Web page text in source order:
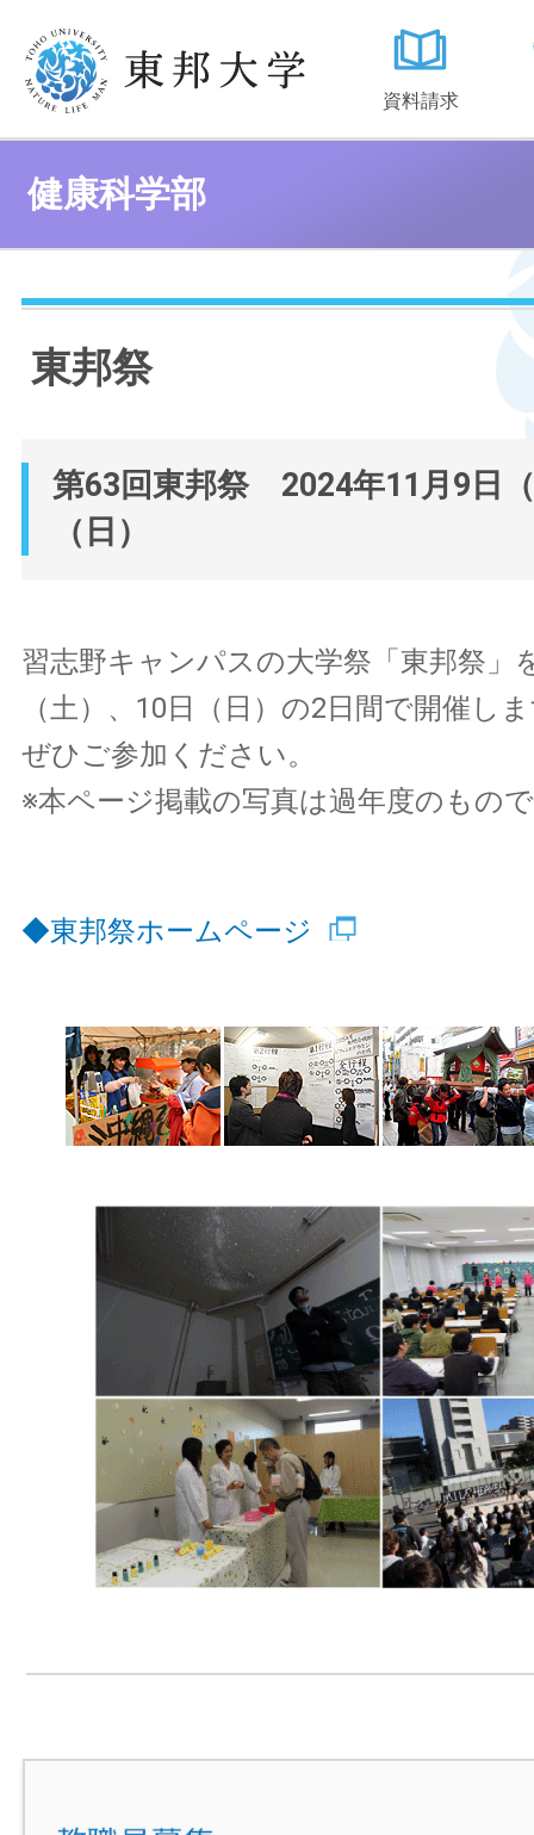
資料請求
健康科学部
東邦祭
第63回東邦祭 2024年11月9日
（日）
習志野キャンパスの大学祭「東邦祭」
（土）、10日（日）の2日間で開催し
ぜひご参加ください。
※本ページ掲載の写真は過年度のもの
◆東邦祭ホームページ